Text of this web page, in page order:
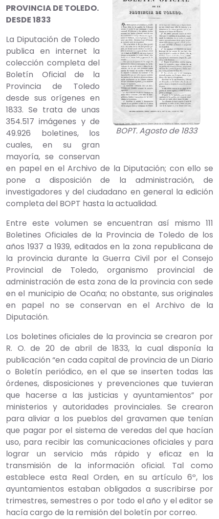
BOPT. Agosto de 1833
PROVINCIA DE TOLEDO.
DESDE 1833
La Diputación de Toledo
publica en internet la
colección completa del
Boletín Oficial de la
Provincia de Toledo
desde sus orígenes en
1833. Se trata de unas
354.517 imágenes y de
49.926 boletines, los
cuales, en su gran
mayoría, se conservan
en papel en el Archivo de la Diputación; con ello se
pone a disposición de la administración, de
investigadores y del ciudadano en general la edición
completa del BOPT hasta la actualidad.
Entre este volumen se encuentran así mismo 111
Boletines Oficiales de la Provincia de Toledo de los
años 1937 a 1939, editados en la zona republicana de
la provincia durante la Guerra Civil por el Consejo
Provincial de Toledo, organismo provincial de
administración de esta zona de la provincia con sede
en el municipio de Ocaña; no obstante, sus originales
en papel no se conservan en el Archivo de la
Diputación.
Los boletines oficiales de la provincia se crearon por
R. O. de 20 de abril de 1833, la cual disponía la
publicación “en cada capital de provincia de un Diario
o Boletín periódico, en el que se inserten todas las
órdenes, disposiciones y prevenciones que tuvieran
que hacerse a las justicias y ayuntamientos” por
ministerios y autoridades provinciales. Se crearon
para aliviar a los pueblos del gravamen que tenían
que pagar por el sistema de veredas del que hacían
uso, para recibir las comunicaciones oficiales y para
lograr un servicio más rápido y eficaz en la
transmisión de la información oficial. Tal como
establece esta Real Orden, en su artículo 6º, los
ayuntamientos estaban obligados a suscribirse por
trimestres, semestres o por todo el año y el editor se
hacía cargo de la remisión del boletín por correo.